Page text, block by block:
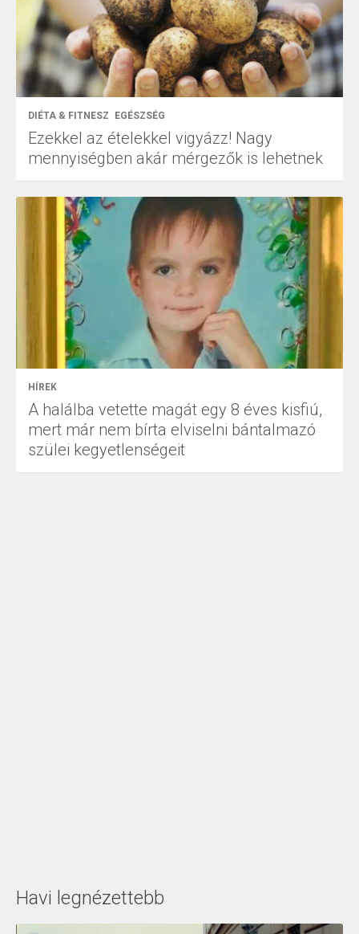
DIÉTA & FITNESZ EGÉSZSÉG
Ezekkel az ételekkel vigyázz! Nagy
mennyiségben akár mérgezők is lehetnek
HÍREK
A halálba vetette magát egy 8 éves kisfiú,
mert már nem bírta elviselni bántalmazó
szülei kegyetlenségeit
Havi legnézettebb